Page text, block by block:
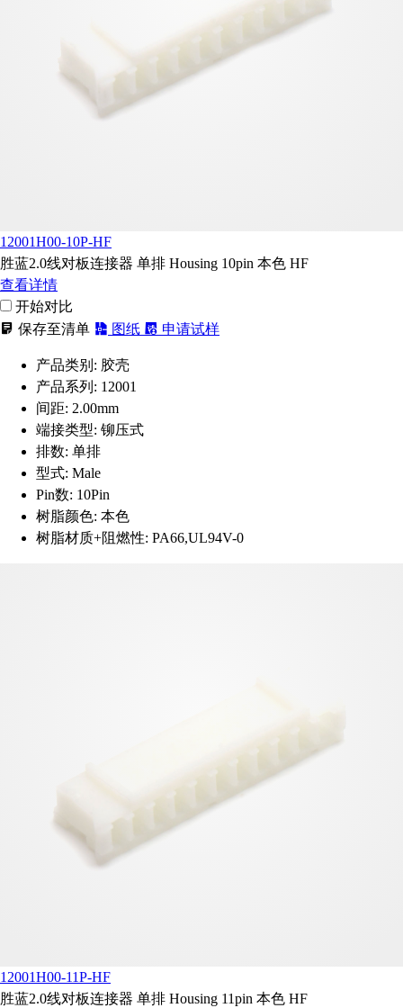
12001H00-10P-HF
胜蓝2.0线对板连接器 单排 Housing 10pin 本色 HF
查看详情
开始对比
保存至清单
图纸 申请试样
产品类别: 胶壳
产品系列: 12001
间距: 2.00mm
端接类型: 铆压式
排数: 单排
型式: Male
Pin数: 10Pin
树脂颜色: 本色
树脂材质+阻燃性: PA66,UL94V-0
12001H00-11P-HF
胜蓝2.0线对板连接器 单排 Housing 11pin 本色 HF